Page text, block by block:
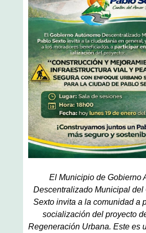
El Municipio de Gobierno
Descentralizado Municipal del
Sexto invita a la comunidad a
socialización del proyecto
Regeneración Urbana. Este es